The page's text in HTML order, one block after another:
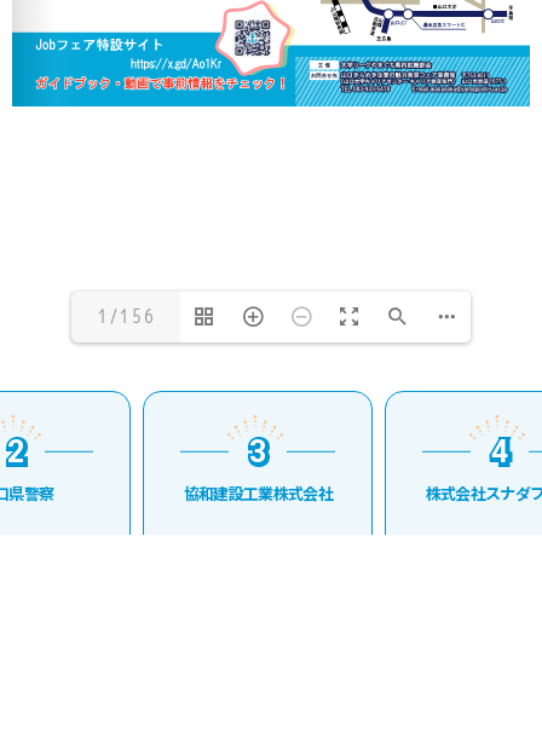
1/156
2
2
警察
3
3
協和建設工業株式会社
4
4
株式会社スナダ